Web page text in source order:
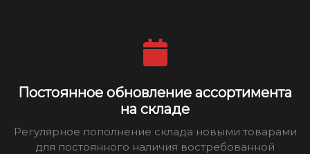
Постоянное обновление ассортимента
на складе
Регулярное пополнение склада новыми товарами
для постоянного наличия востребованной